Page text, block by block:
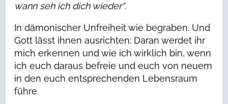
wann seh ich dich wieder“.
In dämonischer Unfreiheit wie begraben. Und
Gott lässt ihnen ausrichten: Daran werdet ihr
mich erkennen und wie ich wirklich bin, wenn
ich euch daraus befreie und euch von neuem
in den euch entsprechenden Lebensraum
führe.